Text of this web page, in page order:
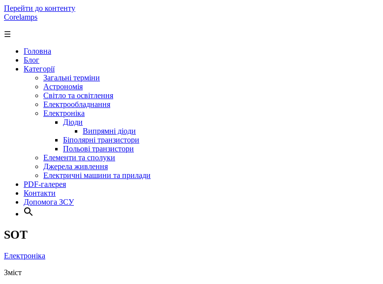
Перейти до контенту
Corelamps
☰
Головна
Блог
Категорії
Загальні терміни
Астрономія
Світло та освітлення
Електрообладнання
Електроніка
Діоди
Випрямні діоди
Біполярні транзистори
Польові транзистори
Елементи та сполуки
Джерела живлення
Електричні машини та прилади
PDF-галерея
Контакти
Допомога ЗСУ
SOT
Електроніка
Зміст